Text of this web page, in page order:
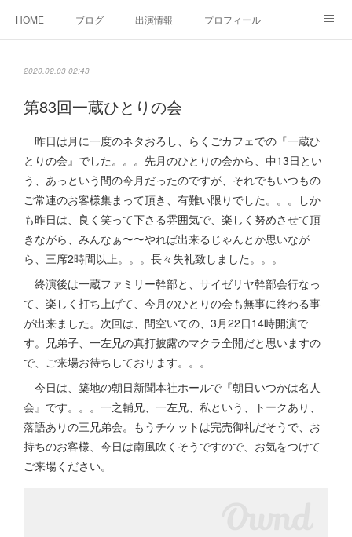
HOME ブログ 出演情報 プロフィール
2020.02.03 02:43
第83回一蔵ひとりの会
昨日は月に一度のネタおろし、らくごカフェでの『一蔵ひ
とりの会』でした。。。先月のひとりの会から、中13日とい
う、あっという間の今月だったのですが、それでもいつもの
ご常連のお客様集まって頂き、有難い限りでした。。。しか
も昨日は、良く笑って下さる雰囲気で、楽しく努めさせて頂
きながら、みんなぁ〜〜やれば出来るじゃんとか思いなが
ら、三席2時間以上。。。長々失礼致しました。。。
終演後は一蔵ファミリー幹部と、サイゼリヤ幹部会行なっ
て、楽しく打ち上げて、今月のひとりの会も無事に終わる事
が出来ました。次回は、間空いての、3月22日14時開演で
す。兄弟子、一左兄の真打披露のマクラ全開だと思いますの
で、ご来場お待ちしております。。。
今日は、築地の朝日新聞本社ホールで『朝日いつかは名人
会』です。。。一之輔兄、一左兄、私という、トークあり、
落語ありの三兄弟会。もうチケットは完売御礼だそうで、お
持ちのお客様、今日は南風吹くそうですので、お気をつけて
ご来場ください。